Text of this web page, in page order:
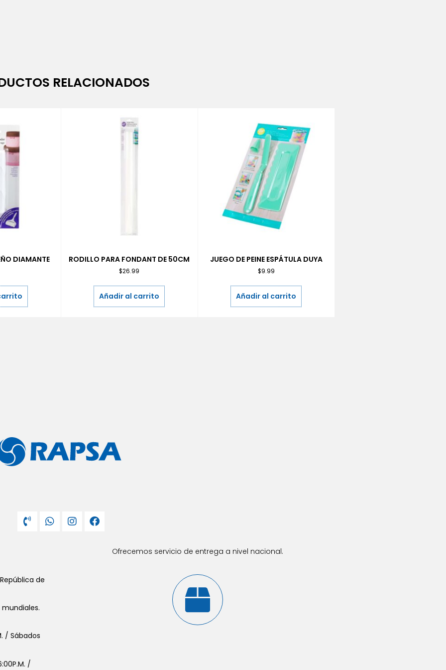
RELACIONADOS
DIAMANTE RODILLO PARA FONDANT DE 50CM
$26.99
Añadir al carrito
JUEGO DE PEINE ESPÁTULA DUYA
$9.99
Añadir al carrito
de
/ Sábados
/
Ofrecemos servicio de entrega a nivel nacional.